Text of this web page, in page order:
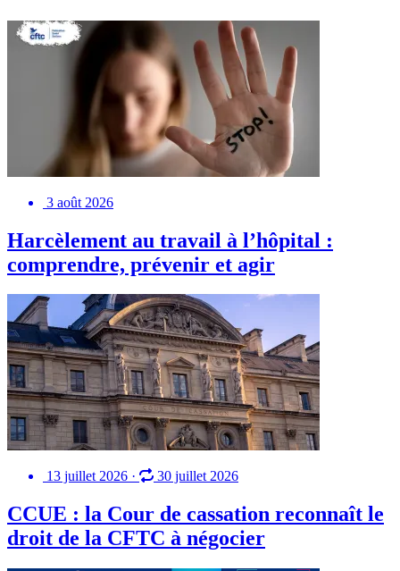
3 août 2026
Harcèlement au travail à l’hôpital :
comprendre, prévenir et agir
13 juillet 2026 · 30 juillet 2026
CCUE : la Cour de cassation reconnaît le
droit de la CFTC à négocier